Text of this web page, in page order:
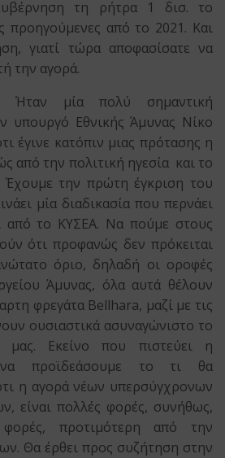
τη ρήτρα 1 δισ. το
προηγούμενες από το 2021. Και
γιατί τώρα αποφασίσατε να
την αγορά.
Ήταν μία πολύ σημαντική
υπουργό Εθνικής Άμυνας Νίκο
έγινε κατόπιν μιας πρότασης η
από την πολιτική ηγεσία και το
την πρώτη έγκριση του
μία διαδικασία που περνάει
από το ΚΥΣΕΑ. Να πούμε στους
ότι προφανώς δεν πρόκειται
όριο, δηλαδή οι οροφές
Άμυνας, όλα αυτά θέλουν
φρεγάτα Bellhara, μαζί με τις
ουσιαστικά ασυναγώνιστο το
μας. Εκείνο που πιστεύει η
προϊδεάσουμε το τι θα
η αγορά νέων υπερσύγχρονων
είναι πολλές φορές, συνήθως,
φορές, προτιμότερη από την
Θα έρθει προς συζήτηση στην